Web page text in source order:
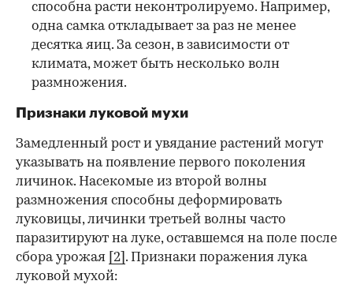
способна расти неконтролируемо. Например,
одна самка откладывает за раз не менее
десятка яиц. За сезон, в зависимости от
климата, может быть несколько волн
размножения.
Признаки луковой мухи
Замедленный рост и увядание растений могут
указывать на появление первого поколения
личинок. Насекомые из второй волны
размножения способны деформировать
луковицы, личинки третьей волны часто
паразитируют на луке, оставшемся на поле после
сбора урожая [2] . Признаки поражения лука
луковой мухой: